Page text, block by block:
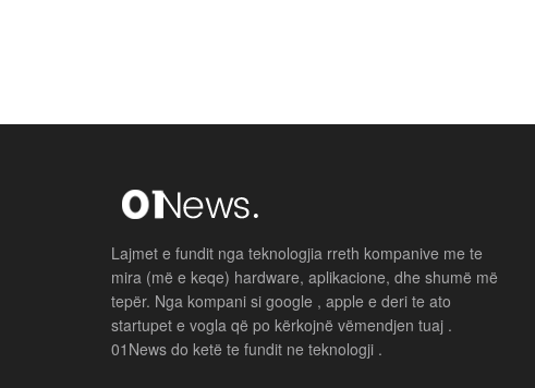
Lajmet e fundit nga teknologjia rreth kompanive me te
mira (më e keqe) hardware, aplikacione, dhe shumë më
tepër. Nga kompani si google , apple e deri te ato
startupet e vogla që po kërkojnë vëmendjen tuaj .
01News do ketë te fundit ne teknologji .